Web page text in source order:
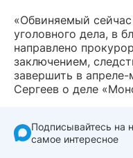
«Обвиняемый
уголовного дела, в
направлено
заключением,
завершить в
Сергеев о деле
Подписывайтесь на
самое интересное